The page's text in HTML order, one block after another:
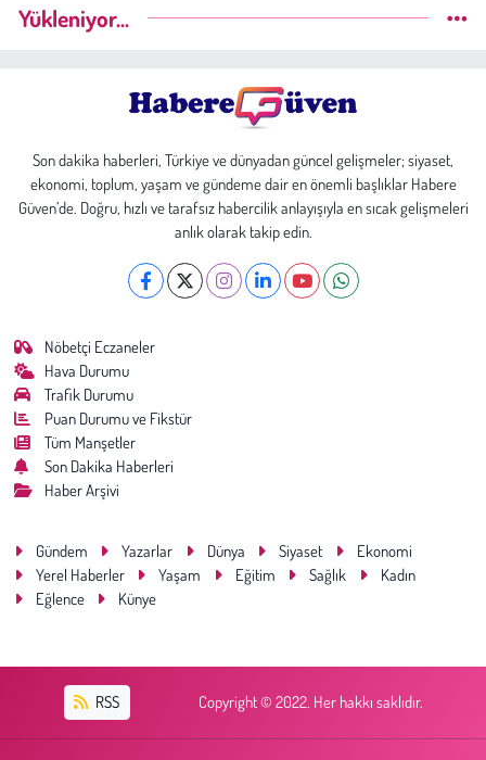
Yükleniyor...
Son dakika haberleri, Türkiye ve dünyadan güncel gelişmeler; siyaset,
ekonomi, toplum, yaşam ve gündeme dair en önemli başlıklar Habere
Güven’de. Doğru, hızlı ve tarafsız habercilik anlayışıyla en sıcak gelişmeleri
anlık olarak takip edin.
Nöbetçi Eczaneler
Hava Durumu
Trafik Durumu
Puan Durumu ve Fikstür
Tüm Manşetler
Son Dakika Haberleri
Haber Arşivi
Gündem Yazarlar Dünya Siyaset
Ekonomi
Yerel Haberler
Yaşam Eğitim Sağlık
Kadın
Eğlence
Künye
RSS Copyright © 2022. Her hakkı saklıdır.